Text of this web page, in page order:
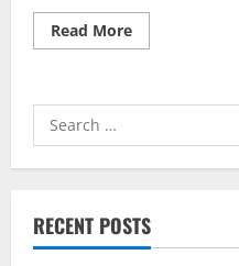
Read MoreRead
more
untuk
Membedakan
Makanan
Homemade
Search
for:
RECENT POSTS